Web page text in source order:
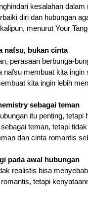
kesalahan
diri dan hubungan
menurut Your
nafsu, bukan cinta
perasaan berbunga-
nafsu membuat kita
kita ingin lebih
sebagai teman
itu penting,
teman, tetapi
dan cinta romantis
pada awal hubungan
realistis bisa
tetapi